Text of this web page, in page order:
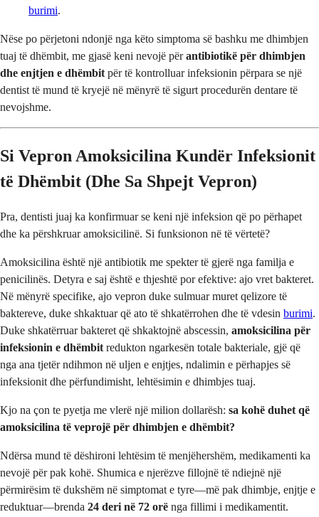
burimi.
Nëse po përjetoni ndonjë nga këto simptoma së bashku me dhimbjen
tuaj të dhëmbit, me gjasë keni nevojë përantibiotikë për dhimbjen
dhe enjtjen e dhëmbit për të kontrolluar infeksionin përpara se një
dentist të mund të kryejë në mënyrë të sigurt procedurën dentare të
nevojshme.
Si Vepron Amoksicilina Kundër Infeksionit
të Dhëmbit (Dhe Sa Shpejt Vepron)
Pra, dentisti juaj ka konfirmuar se keni një infeksion që po përhapet
dhe ka përshkruar amoksicilinë. Si funksionon në të vërtetë?
Amoksicilina është një antibiotik me spekter të gjerë nga familja e
penicilinës. Detyra e saj është e thjeshtë por efektive: ajo vret bakteret.
Në mënyrë specifike, ajo vepron duke sulmuar muret qelizore të
baktereve, duke shkaktuar që ato të shkatërrohen dhe të vdesin burimi.
Duke shkatërruar bakteret që shkaktojnë abscessin, amoksicilina për
infeksionin e dhëmbit redukton ngarkesën totale bakteriale, gjë që
nga ana tjetër ndihmon në uljen e enjtjes, ndalimin e përhapjes së
infeksionit dhe përfundimisht, lehtësimin e dhimbjes tuaj.
Kjo na çon te pyetja me vlerë një milion dollarësh: sa kohë duhet që
amoksicilina të veprojë për dhimbjen e dhëmbit?
Ndërsa mund të dëshironi lehtësim të menjëhershëm, medikamenti ka
nevojë për pak kohë. Shumica e njerëzve fillojnë të ndiejnë një
përmirësim të dukshëm në simptomat e tyre—më pak dhimbje, enjtje e
reduktuar—brenda 24 deri në 72 orë nga fillimi i medikamentit.